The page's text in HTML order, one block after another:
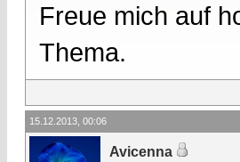
Freue mich auf
Thema.
15.12.2013, 00:06
Avicenna